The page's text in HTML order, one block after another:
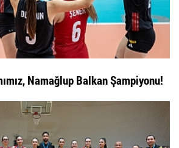
Namağlup Balkan Şampiyonu!